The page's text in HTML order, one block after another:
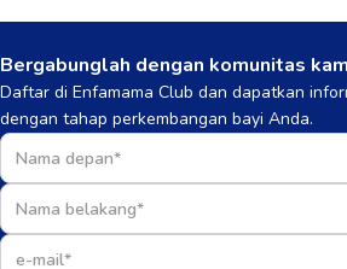
Bergabunglah dengan komunitas
Daftar di Enfamama Club dan dapatkan
dengan tahap perkembangan bayi Anda.